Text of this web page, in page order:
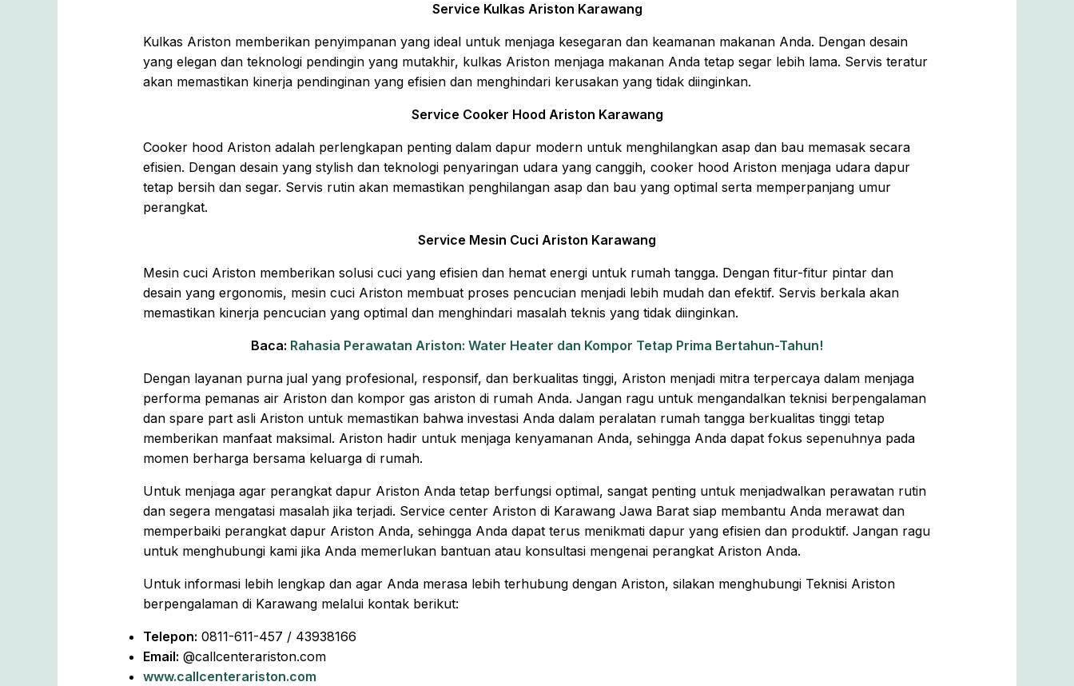
Service Kulkas Ariston Karawang
Kulkas Ariston memberikan penyimpanan yang ideal untuk menjaga kesegaran dan keamanan makanan Anda. Dengan desain
yang elegan dan teknologi pendingin yang mutakhir, kulkas Ariston menjaga makanan Anda tetap segar lebih lama. Servis teratur
akan memastikan kinerja pendinginan yang efisien dan menghindari kerusakan yang tidak diinginkan.
Service Cooker Hood Ariston Karawang
Cooker hood Ariston adalah perlengkapan penting dalam dapur modern untuk menghilangkan asap dan bau memasak secara
efisien. Dengan desain yang stylish dan teknologi penyaringan udara yang canggih, cooker hood Ariston menjaga udara dapur
tetap bersih dan segar. Servis rutin akan memastikan penghilangan asap dan bau yang optimal serta memperpanjang umur
perangkat.
Service Mesin Cuci Ariston Karawang
Mesin cuci Ariston memberikan solusi cuci yang efisien dan hemat energi untuk rumah tangga. Dengan fitur-fitur pintar dan
desain yang ergonomis, mesin cuci Ariston membuat proses pencucian menjadi lebih mudah dan efektif. Servis berkala akan
memastikan kinerja pencucian yang optimal dan menghindari masalah teknis yang tidak diinginkan.
Baca: Rahasia Perawatan Ariston: Water Heater dan Kompor Tetap Prima Bertahun-Tahun!
Dengan layanan purna jual yang profesional, responsif, dan berkualitas tinggi, Ariston menjadi mitra terpercaya dalam menjaga
performa pemanas air Ariston dan kompor gas ariston di rumah Anda. Jangan ragu untuk mengandalkan teknisi berpengalaman
dan spare part asli Ariston untuk memastikan bahwa investasi Anda dalam peralatan rumah tangga berkualitas tinggi tetap
memberikan manfaat maksimal. Ariston hadir untuk menjaga kenyamanan Anda, sehingga Anda dapat fokus sepenuhnya pada
momen berharga bersama keluarga di rumah.
Untuk menjaga agar perangkat dapur Ariston Anda tetap berfungsi optimal, sangat penting untuk menjadwalkan perawatan rutin
dan segera mengatasi masalah jika terjadi. Service center Ariston di Karawang Jawa Barat siap membantu Anda merawat dan
memperbaiki perangkat dapur Ariston Anda, sehingga Anda dapat terus menikmati dapur yang efisien dan produktif. Jangan ragu
untuk menghubungi kami jika Anda memerlukan bantuan atau konsultasi mengenai perangkat Ariston Anda.
Untuk informasi lebih lengkap dan agar Anda merasa lebih terhubung dengan Ariston, silakan menghubungi Teknisi Ariston
berpengalaman di Karawang melalui kontak berikut:
Telepon: 0811-611-457 / 43938166
Email: @callcenterariston.com
www.callcenterariston.com